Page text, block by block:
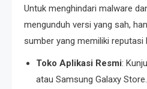
Untuk menghindari malware
mengunduh versi yang sah,
sumber yang memiliki reputasi
Toko Aplikasi Resmi:
atau Samsung Galaxy Store.